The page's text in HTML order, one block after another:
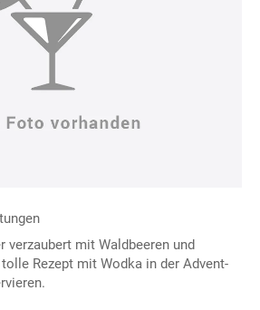
verzaubert mit Waldbeeren und
Rezept mit Wodka in der Advent-